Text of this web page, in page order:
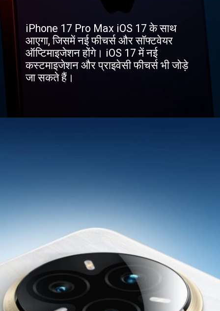
iPhone 17 Pro Max iOS 17 के साथ
आएगा, जिसमें नई फीचर्स और सॉफ्टवेयर
ऑप्टिमाइजेशन होंगे। iOS 17 में नई
कस्टमाइजेशन और प्राइवेसी फीचर्स भी जोड़े
जा सकते हैं।